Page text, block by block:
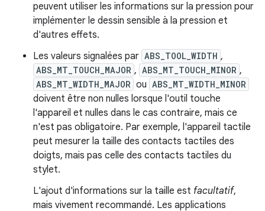
peuvent utiliser les informations sur la pression pour
implémenter le dessin sensible à la pression et
d'autres effets.
Les valeurs signalées par ABS_TOOL_WIDTH ,
ABS_MT_TOUCH_MAJOR , ABS_MT_TOUCH_MINOR ,
ABS_MT_WIDTH_MAJOR ou ABS_MT_WIDTH_MINOR
doivent être non nulles lorsque l'outil touche
l'appareil et nulles dans le cas contraire, mais ce
n'est pas obligatoire. Par exemple, l'appareil tactile
peut mesurer la taille des contacts tactiles des
doigts, mais pas celle des contacts tactiles du
stylet.
L'ajout d'informations sur la taille est facultatif,
mais vivement recommandé. Les applications